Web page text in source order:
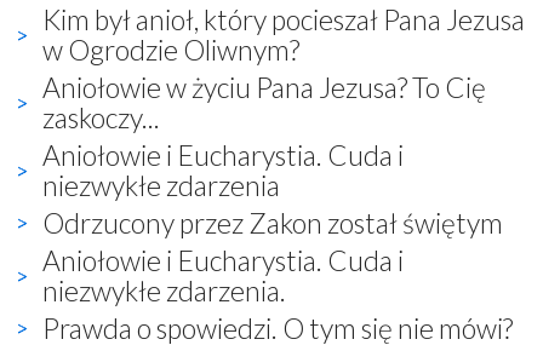
Kim był anioł, który pocieszał Pana Jezusa
w Ogrodzie Oliwnym?
Aniołowie w życiu Pana Jezusa? To Cię
zaskoczy...
Aniołowie i Eucharystia. Cuda i
niezwykłe zdarzenia
Odrzucony przez Zakon został świętym
Aniołowie i Eucharystia. Cuda i
niezwykłe zdarzenia.
Prawda o spowiedzi. O tym się nie mówi?